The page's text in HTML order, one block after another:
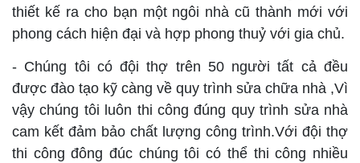
thiết kế ra cho bạn một ngôi nhà cũ thành mới với
phong cách hiện đại và hợp phong thuỷ với gia chủ.
- Chúng tôi có đội thợ trên 50 người tất cả đều
được đào tạo kỹ càng về quy trình sửa chữa nhà ,Vì
vậy chúng tôi luôn thi công đúng quy trình sửa nhà
cam kết đảm bảo chất lượng công trình.Với đội thợ
thi công đông đúc chúng tôi có thể thi công nhiều